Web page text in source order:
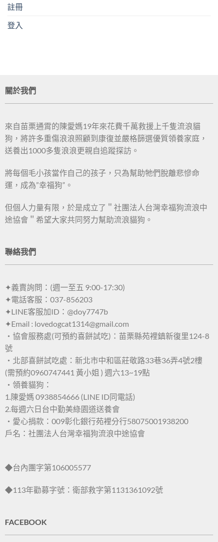
註冊
登入
關於我們
來自苗栗通霄的陳愛媽19年來花費千萬救援上千隻流浪貓
狗，將許多重傷浪浪照顧到康復並嚴格篩選優質領養家庭，
送養出1000多隻浪浪更親自追蹤探訪。
將每個毛小孩當作自己的孩子，只為幫助牠們脫離悲慘命
運，成為”幸福狗”。
但個人力量有限，於是成立了＂社團法人台灣幸福狗流浪中
途協會＂希望大家共同努力幫助流浪貓狗。
聯絡我們
✦義賣詢問：(週一至五 9:00-17:30)
✦電話客服：037-856203
✦LINE客服加ID：@doy7747b
✦Email : lovedogcat1314@gmail.com
・協會服務處(可預約喜餅試吃)：苗栗縣苑裡鎮新復里124-8
號
・北部喜餅試吃處：新北市中和區莊敬路33巷36弄4號2樓
(需預約0960747441 黃小姐 ) 週六13~19點
・領養貓狗：
1.陳愛媽 0938854666 (LINE ID同電話)
2.每週六日台中勤美綠園道送養會
・愛心捐款：009彰化銀行苑裡分行58075001938200
戶名：社團法人台灣幸福狗流浪中途協會
◆台內團字第106005577
◆113年勸募字號：衛部救字第1131361092號
FACEBOOK